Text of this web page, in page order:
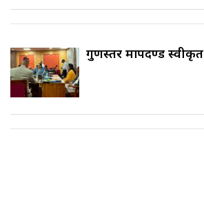
गुणस्तर मापदण्ड स्वीकृत